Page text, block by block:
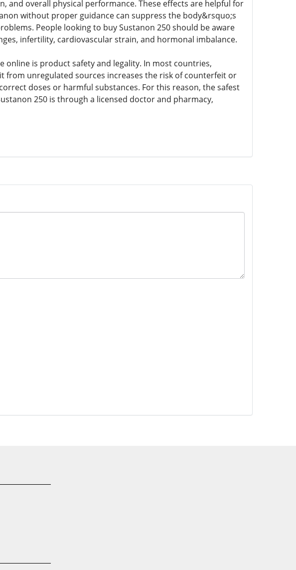
overall physical performance. These effects are helpful for
without proper guidance can suppress the body&rsquo;s
People looking to buy Sustanon 250 should be aware
infertility, cardiovascular strain, and hormonal imbalance.
online is product safety and legality. In most countries,
from unregulated sources increases the risk of counterfeit or
doses or harmful substances. For this reason, the safest
250 is through a licensed doctor and pharmacy,